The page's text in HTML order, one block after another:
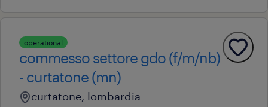
operational
commesso settore gdo (f/m/nb)
- curtatone (mn)
curtatone, lombardia